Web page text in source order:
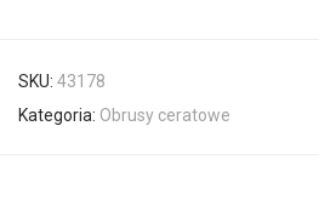
SKU: 43178
Kategoria: Obrusy ceratowe